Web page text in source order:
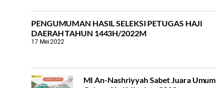
PENGUMUMAN HASIL SELEKSI PETUGAS HAJI
DAERAH TAHUN 1443H/2022M
17 Mei 2022
MI An-Nashriyyah Sabet Juara Umum